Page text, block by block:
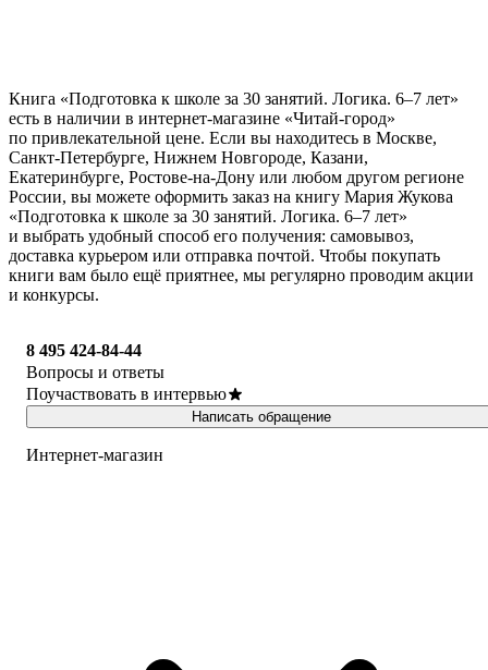
Книга «Подготовка к школе за 30 занятий. Логика. 6–7 лет»
есть в наличии в интернет-магазине «Читай-город»
по привлекательной цене. Если вы находитесь в Москве,
Санкт-Петербурге, Нижнем Новгороде, Казани,
Екатеринбурге, Ростове-на-Дону или любом другом регионе
России, вы можете оформить заказ на книгу Мария Жукова
«Подготовка к школе за 30 занятий. Логика. 6–7 лет»
и выбрать удобный способ его получения: самовывоз,
доставка курьером или отправка почтой. Чтобы покупать
книги вам было ещё приятнее, мы регулярно проводим акции
и конкурсы.
8 495 424-84-44
Вопросы и ответы
Поучаствовать в интервью
Написать обращение
Интернет-магазин